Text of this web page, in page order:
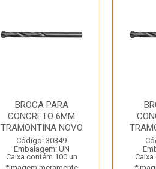
BROCA PARA
CONCRETO 6MM
TRAMONTINA NOVO
Código: 30349
Embalagem: UN
Caixa contém 100 un
Caixa